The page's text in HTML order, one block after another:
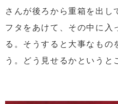
さんが後ろから重箱を出し
フタをあけて、その中に入
る。そうすると大事なもの
う。どう見せるかというと